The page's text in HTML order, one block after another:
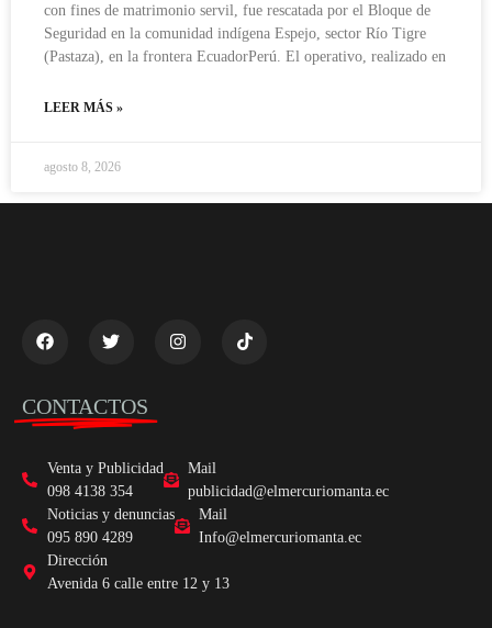
con fines de matrimonio servil, fue rescatada por el Bloque de
Seguridad en la comunidad indígena Espejo, sector Río Tigre
(Pastaza), en la frontera EcuadorPerú. El operativo, realizado en
LEER MÁS »
agosto 8, 2026
CONTACTOS
Venta y Publicidad
098 4138 354
Mail
publicidad@elmercuriomanta.ec
Noticias y denuncias
095 890 4289
Mail
Info@elmercuriomanta.ec
Dirección
Avenida 6 calle entre 12 y 13